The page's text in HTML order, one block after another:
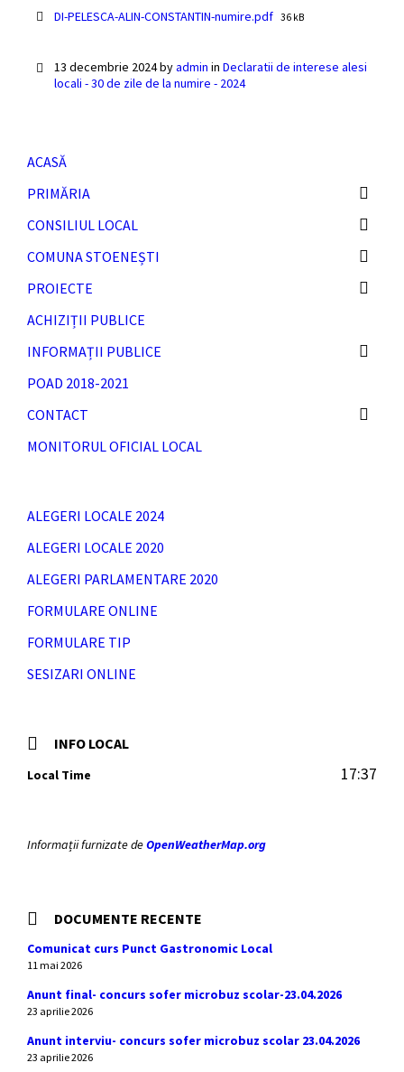
DI-PELESCA-ALIN-CONSTANTIN-numire.pdf File
36 kB
13 decembrie 2024byadmin in Declaratii de interese alesi
locali - 30 de zile de la numire - 2024
ACASĂ
PRIMĂRIA
CONSILIUL LOCAL
COMUNA STOENEȘTI
PROIECTE
ACHIZIȚII PUBLICE
INFORMAȚII PUBLICE
POAD 2018-2021
CONTACT
MONITORUL OFICIAL LOCAL
ALEGERI LOCALE 2024
ALEGERI LOCALE 2020
ALEGERI PARLAMENTARE 2020
FORMULARE ONLINE
FORMULARE TIP
SESIZARI ONLINE
INFO LOCAL
Local Time 17:37
Informații furnizate deOpenWeatherMap.org
DOCUMENTE RECENTE
Comunicat curs Punct Gastronomic Local
11 mai 2026
Anunt final- concurs sofer microbuz scolar-23.04.2026
23 aprilie 2026
Anunt interviu- concurs sofer microbuz scolar 23.04.2026
23 aprilie 2026